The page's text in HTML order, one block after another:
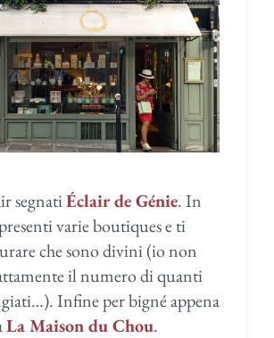
segnatiÉclair de Génie. In
varie boutiques e ti
che sono divini (io non
il numero di quanti
Infine per bigné appena
La Maison du Chou.